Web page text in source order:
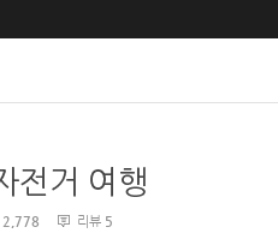
2,778 리뷰 5